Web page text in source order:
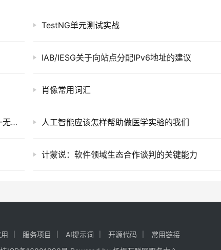
TestNG单元测试实战
IAB/IESG关于向站点分配IPv6地址的建议
肖像常用词汇
这哥们，冒着职业生涯被毁的风险，把谷歌喷得一无是处。 人工智能应该怎样帮助做医学实验的我们
计蒙说：软件领域生态合作谈判的关键能力
服务项目 AI提示词 开源代码
常用链接